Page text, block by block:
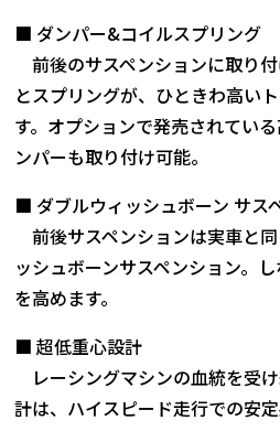
■ ダンパー&コイルスプリング
前後のサスペンションに取り
とスプリングが、ひときわ高い
す。オプションで発売されてい
ンパーも取り付け可能。
■ ダブルウィッシュボーン サス
前後サスペンションは実車と
ッシュボーンサスペンション。
を高めます。
■ 超低重心設計
レーシングマシンの血統を受
計は、ハイスピード走行での安定